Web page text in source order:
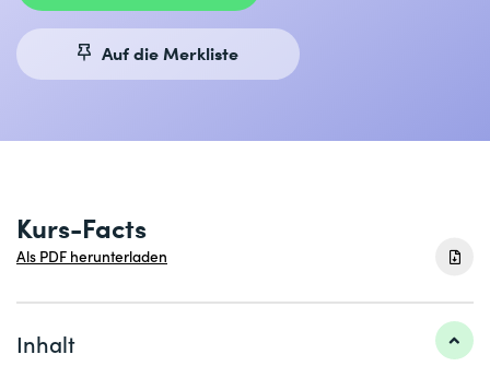
Auf die Merkliste
Kurs-Facts
Als PDF herunterladen
Inhalt